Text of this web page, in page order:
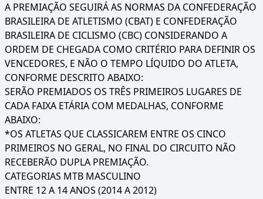
A PREMIAÇÃO SEGUIRÁ AS NORMAS DA CONFEDERAÇÃO
BRASILEIRA DE ATLETISMO (CBAT) E CONFEDERAÇÃO
BRASILEIRA DE CICLISMO (CBC) CONSIDERANDO A
ORDEM DE CHEGADA COMO CRITÉRIO PARA DEFINIR OS
VENCEDORES, E NÃO O TEMPO LÍQUIDO DO ATLETA,
CONFORME DESCRITO ABAIXO:
SERÃO PREMIADOS OS TRÊS PRIMEIROS LUGARES DE
CADA FAIXA ETÁRIA COM MEDALHAS, CONFORME
ABAIXO:
*OS ATLETAS QUE CLASSICAREM ENTRE OS CINCO
PRIMEIROS NO GERAL, NO FINAL DO CIRCUITO NÃO
RECEBERÃO DUPLA PREMIAÇÃO.
CATEGORIAS MTB MASCULINO
ENTRE 12 A 14 ANOS (2014 A 2012)